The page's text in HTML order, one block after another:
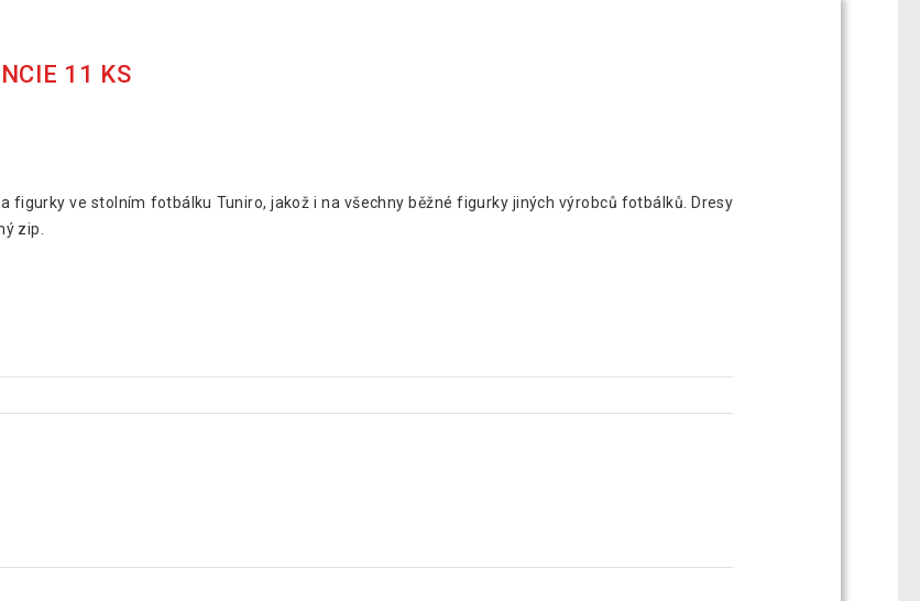
11 KS
figurky ve stolním fotbálku Tuniro, jakož i na všechny běžné figurky jiných výrobců fotbálků. Dresy
zip.